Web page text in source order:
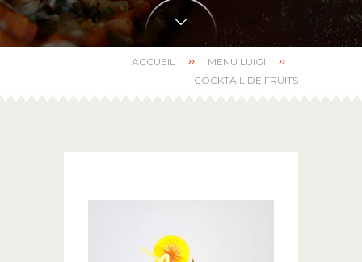
ACCUEIL
MENU LUIGI
COCKTAIL DE FRUITS